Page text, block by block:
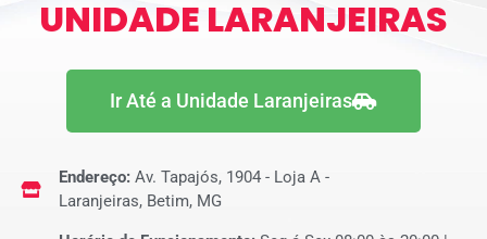
UNIDADE LARANJEIRAS
Ir Até a Unidade Laranjeiras
Endereço:Av. Tapajós, 1904 - Loja A -
Laranjeiras, Betim, MG